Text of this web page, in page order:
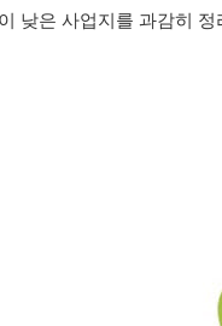
낮은 사업지를 과감히 정